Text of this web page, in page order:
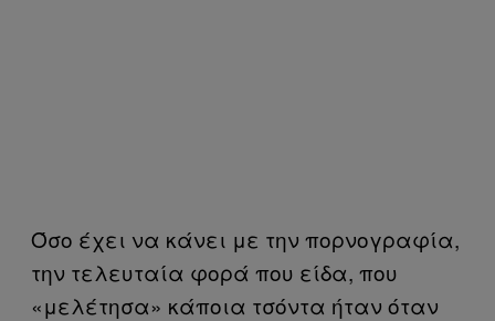
Όσο έχει να κάνει με την πορνογραφία,
την τελευταία φορά που είδα, που
«μελέτησα» κάποια τσόντα ήταν όταν